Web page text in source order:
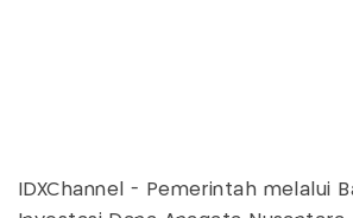
IDXChannel - Pemerintah melalui